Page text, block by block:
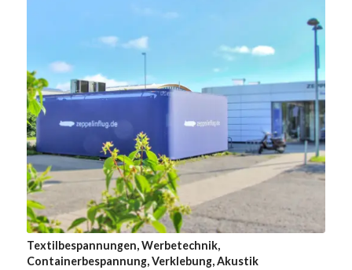
Textilbespannungen, Werbetechnik,
Containerbespannung, Verklebung, Akustik